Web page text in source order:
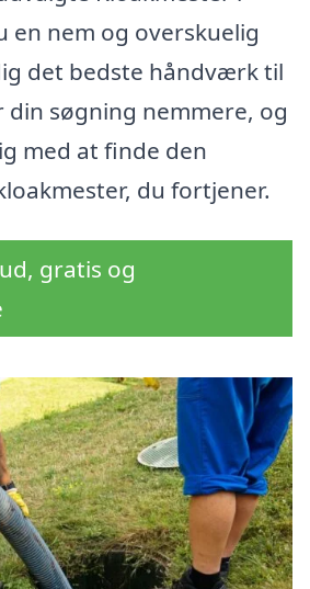
en nem og overskuelig
det bedste håndværk til
din søgning nemmere, og
med at finde den
du fortjener.
gratis og